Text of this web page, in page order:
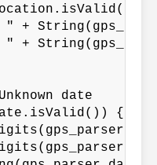
{
" +
" +
date    ";
{